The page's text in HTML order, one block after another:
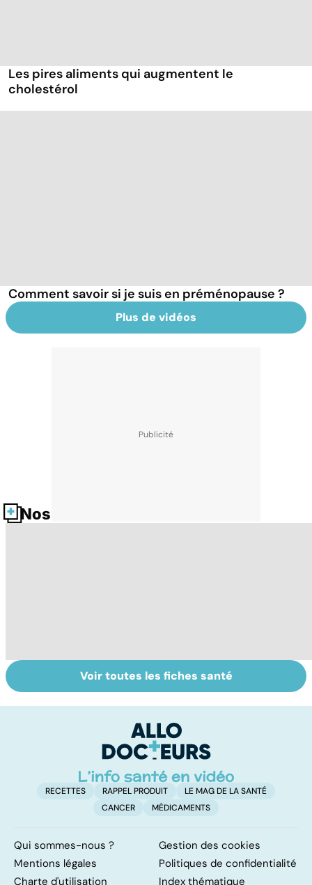
Les pires aliments qui augmentent le
cholestérol
Comment savoir si je suis en préménopause ?
Plus de vidéos
Nos fiches santé
Dérèglement
hormonal : et si
Tout savoir sur
les infections
Voir toutes les fiches santé
RECETTES RAPPEL PRODUIT
LE MAG DE LA SANTÉ
CANCER
MÉDICAMENTS
Qui sommes-nous ?
Gestion des cookies
Mentions légales
Politiques de confidentialité
Charte d'utilisation
Index thématique